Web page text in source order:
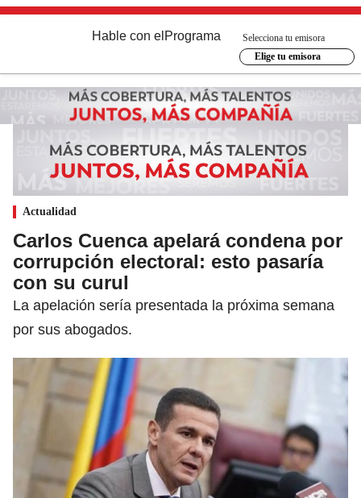
Hable con el Programa
Selecciona tu emisora
Elige tu emisora
Actualidad
Carlos Cuenca apelará condena por
corrupción electoral: esto pasaría
con su curul
La apelación sería presentada la próxima semana
por sus abogados.